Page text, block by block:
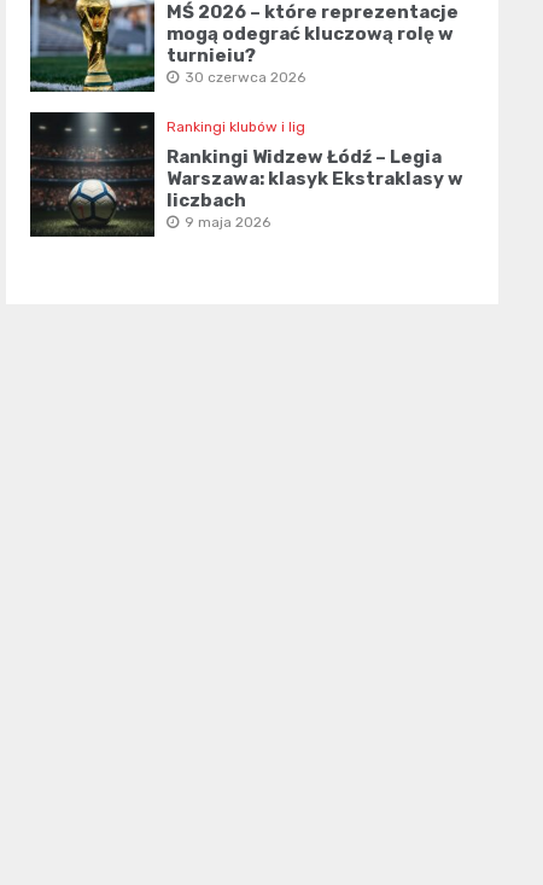
MŚ 2026 – które reprezentacje
mogą odegrać kluczową rolę w
turnieju?
30 czerwca 2026
Rankingi klubów i lig
Rankingi Widzew Łódź – Legia
Warszawa: klasyk Ekstraklasy w
liczbach
9 maja 2026